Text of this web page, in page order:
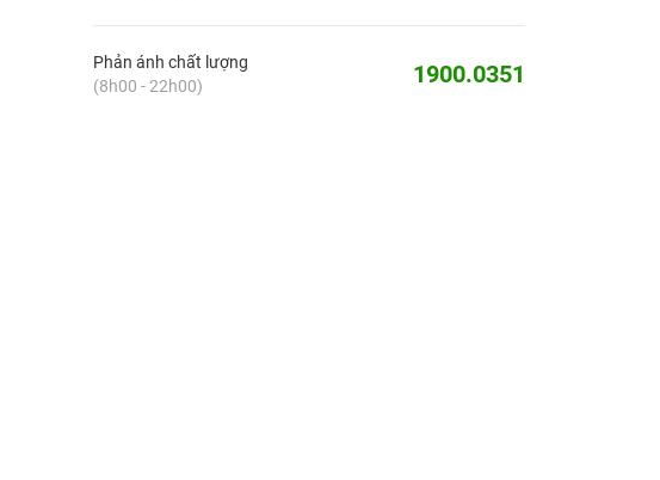
Phản ánh chất lượng
(8h00 - 22h00)
1900.0351